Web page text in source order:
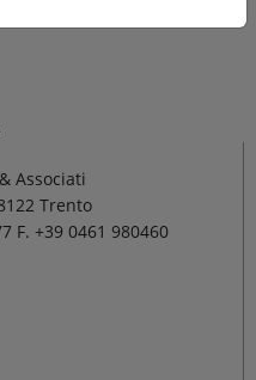
Associati
Trento
F. +39 0461 980460